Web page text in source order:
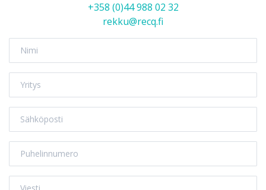
+358 (0)44 988 02 32
rekku@recq.fi